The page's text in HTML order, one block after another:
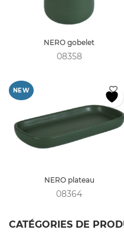
NERO gobelet
08358
NEW
NERO plateau
08364
CATÉGORIES DE